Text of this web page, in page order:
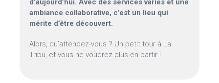
d’aujourd’hui. Avec des services variés et une
ambiance collaborative, c’est un lieu qui
mérite d’être découvert.
Alors, qu’attendez-vous ? Un petit tour à La
Tribu, et vous ne voudrez plus en partir !